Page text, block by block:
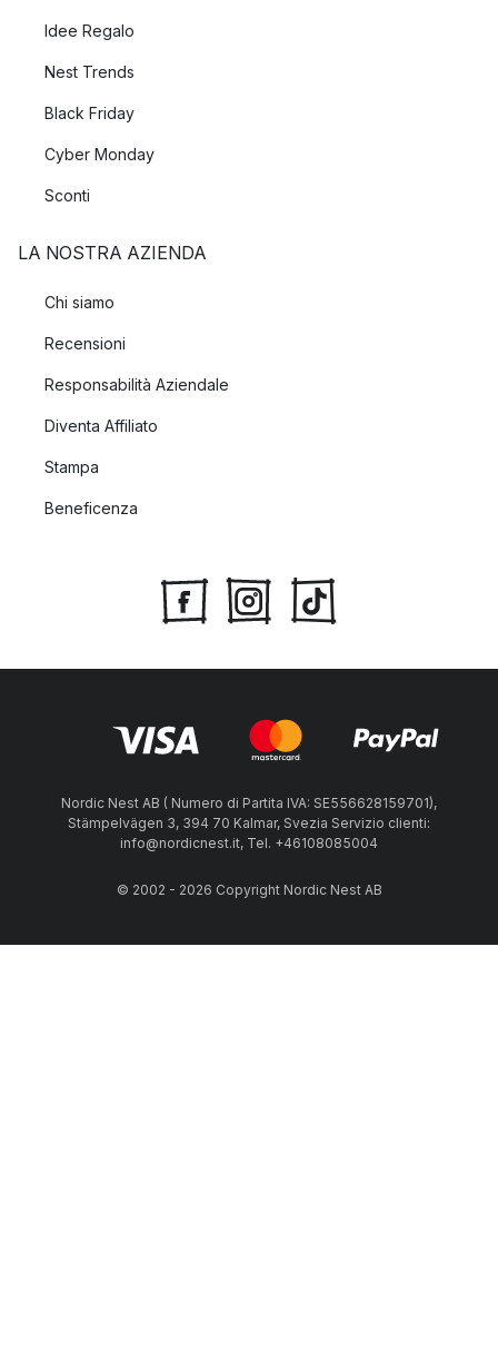
Idee Regalo
Nest Trends
Black Friday
Cyber Monday
Sconti
LA NOSTRA AZIENDA
Chi siamo
Recensioni
Responsabilità Aziendale
Diventa Affiliato
Stampa
Beneficenza
Nordic Nest AB ( Numero di Partita IVA: SE556628159701),
Stämpelvägen 3, 394 70 Kalmar, Svezia Servizio clienti:
info@nordicnest.it, Tel. +46108085004
© 2002 - 2026 Copyright Nordic Nest AB